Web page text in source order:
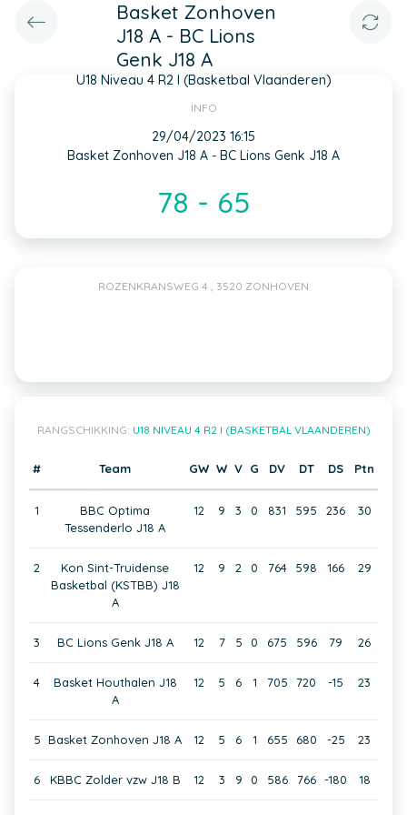
Basket Zonhoven
J18 A - BC Lions
Genk J18 A
U18 Niveau 4 R2 I (Basketbal Vlaanderen)
INFO
29/04/2023 16:15
Basket Zonhoven J18 A - BC Lions Genk J18 A
78 - 65
ROZENKRANSWEG 4 , 3520 ZONHOVEN
RANGSCHIKKING: U18 NIVEAU 4 R2 I (BASKETBAL VLAANDEREN)
# Team GW W V G DV DT DS Ptn
1
BBC Optima
Tessenderlo J18 A
12 9 3 0 831 595 236 30
2
Kon Sint-Truidense
Basketbal (KSTBB) J18
A
12 9 2 0 764 598 166 29
3 BC Lions Genk J18 A 12 7 5 0 675 596 79 26
4
Basket Houthalen J18
A
12 5 6 1 705 720 -15 23
5 Basket Zonhoven J18 A 12 5 6 1 655 680 -25 23
6 KBBC Zolder vzw J18 B 12 3 9 0 586 766 -180 18